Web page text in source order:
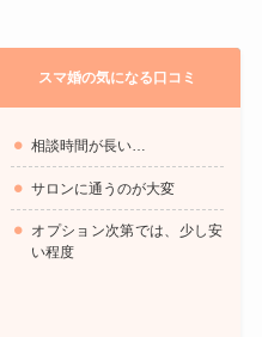
スマ婚の気になる口コミ
相談時間が長い…
サロンに通うのが大変
オプション次第では、少し安
い程度